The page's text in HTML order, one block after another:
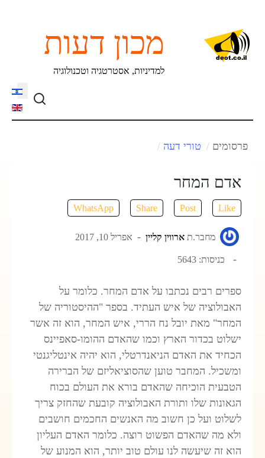
מכון דעות
למדיניות, אסטרטגיה וטכנולוגיה
פרסומים טורי דעה
אדם המחר
Like
Post
Share
WhatsApp
מחבר.ת ארווין קליין אפריל 10, 2017
כניסות: 5643
ספרים רבים נכתבו על אדם המחר. כלומר על
האבולוציה של איש העתיד. בספר "ההיסטוריה של
המחר" מאת יובל נח הררי, איש המחר, הוא זה אשר
ישלוט בכדור הארץ וכמו שהאדם ההומו-סאפיינס
הכחיד את האדם הניאנדרטלי, הוא יהיה אינטליגנטי
ומשכיל. המחבר טוען שהסוציאליזם של הברירה
הטבעית הוכיחה שהאדם בורא את העולם בכוח
הגאונות שלו ותורת האבולוציה קובעת שהחזק צריך
לשלוט ועל כן חשוב מה האנשים החכמים חושבים
ולא מה שהאדם הפשוט רוצה. כלומר האדם העליון
הוא זה שיעשה לנו עולם טוב יותר, הוא המנוע של